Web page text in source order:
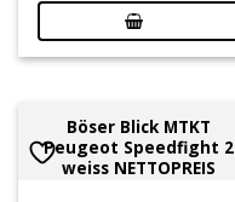
Böser Blick MTKT
Peugeot Speedfight 2
weiss NETTOPREIS